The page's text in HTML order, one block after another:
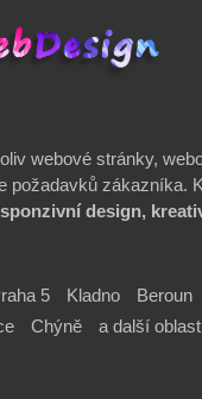
webové stránky,
požadavků zákazníka.
design,
5 Kladno Beroun
Chýně a další